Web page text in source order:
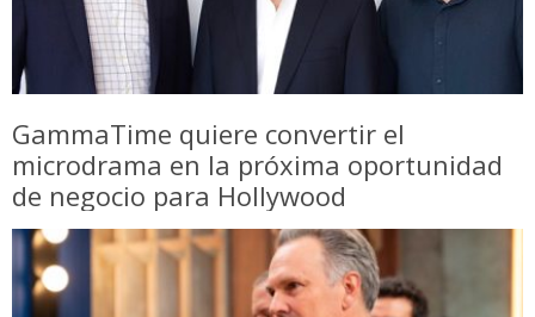
GammaTime quiere convertir el
microdrama en la próxima oportunidad
de negocio para Hollywood